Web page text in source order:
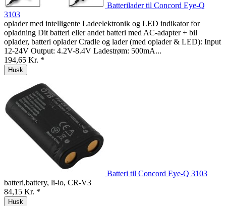
Batterilader til Concord Eye-Q
3103
oplader med intelligente Ladeelektronik og LED indikator for
opladning Dit batteri eller andet batteri med AC-adapter + bil
oplader, batteri oplader Cradle og lader (med oplader & LED): Input
12-24V Output: 4.2V-8.4V Ladestrøm: 500mA...
194,65 Kr. *
Husk
Batteri til Concord Eye-Q 3103
batteri,battery, li-io, CR-V3
84,15 Kr. *
Husk